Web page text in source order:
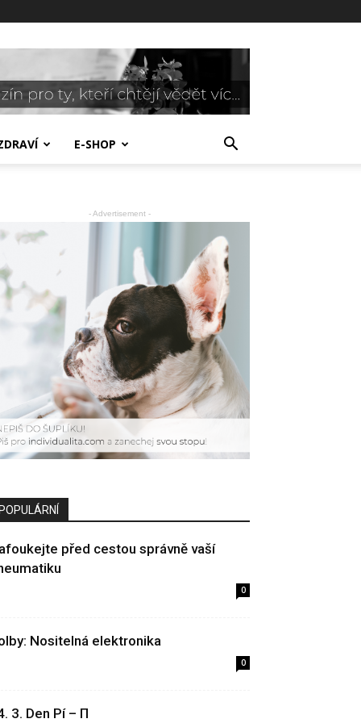
E-SHOP
- Advertisement -
POPULÁRNÍ
před cestou správně vaší
0
Nositelná elektronika
0
3. Den Pí – Π